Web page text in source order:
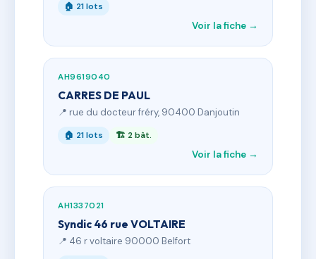
🏠 21 lots
Voir la fiche →
AH9619040
CARRES DE PAUL
📍 rue du docteur fréry, 90400 Danjoutin
🏠 21 lots 🏗 2 bât.
Voir la fiche →
AH1337021
Syndic 46 rue VOLTAIRE
📍 46 r voltaire 90000 Belfort